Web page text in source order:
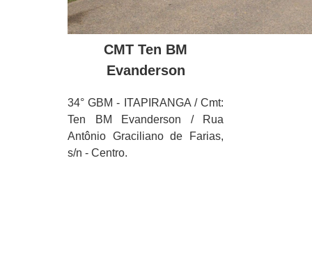
CMT Ten BM
Evanderson
34° GBM - ITAPIRANGA / Cmt:
Ten BM Evanderson / Rua
Antônio Graciliano de Farias,
s/n - Centro.